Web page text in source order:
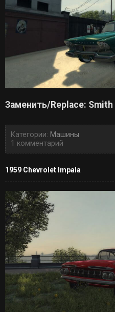
Заменить/Replace:
Категории: Машины
1 комментарий
1959 Chevrolet Impala